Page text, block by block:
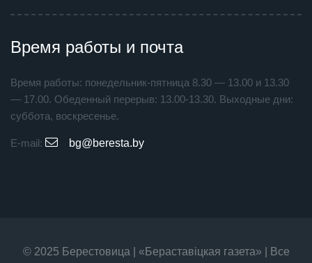
Время работы и почта
Время работы: понедельник-пятница 8.30 — 13.00 и 13.30
— 17.00. Обеденный перерыв: 13.00-13.30. Выходные дни:
суббота, воскресенье.
E-mail: bg@beresta.by
© 2025 Берестовица | «Бераставiцкая газета» | Все